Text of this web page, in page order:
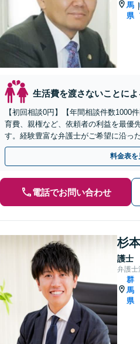
馬
県
|
生活費を渡さないことに
【初回相談0円】【年間相談件数1000
育費、親権など、依頼者の利益を最優
す。経験豊富な弁護士がご希望に沿っ
案します。お気軽にお問合せ下さい。
料金表を
電話でお問い合わせ
杉
護士
弁護士
群
馬
県